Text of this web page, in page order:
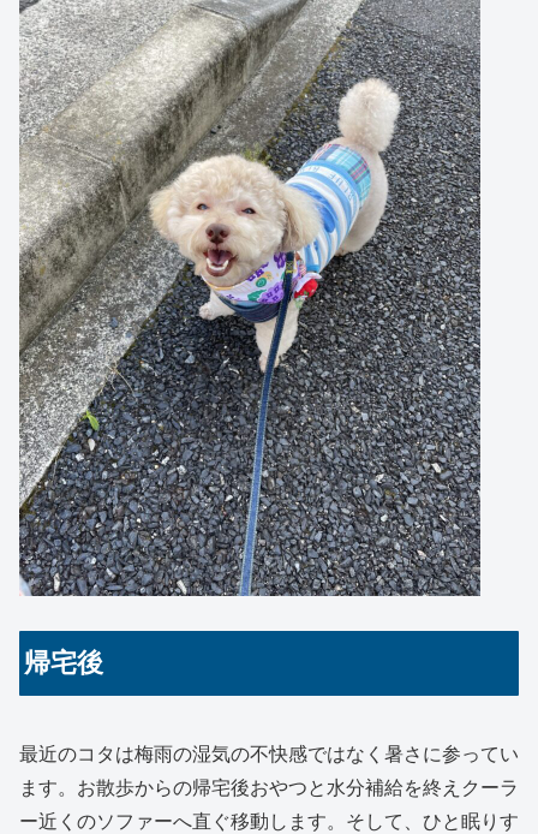
帰宅後
最近のコタは梅雨の湿気の不快感ではなく暑さに参ってい
ます。お散歩からの帰宅後おやつと水分補給を終えクーラ
ー近くのソファーへ直ぐ移動します。そして、ひと眠りす